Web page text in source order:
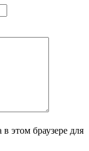
этом браузере для